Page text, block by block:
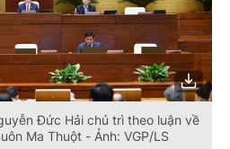
Đức Hải chủ trì theo luận về
Ma Thuột - Ảnh: VGP/LS